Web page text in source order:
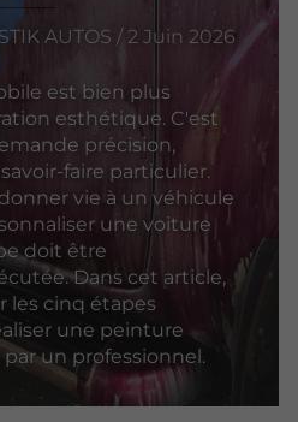
AUTOS / 2 Juin 2026
est bien plus
esthétique. C'est
précision,
faire particulier.
vie à un véhicule
une voiture
doit être
Dans cet article,
les cinq étapes
une peinture
un professionnel.